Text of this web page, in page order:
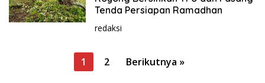
Tenda Persiapan Ramadhan
redaksi
1 2 Berikutnya »